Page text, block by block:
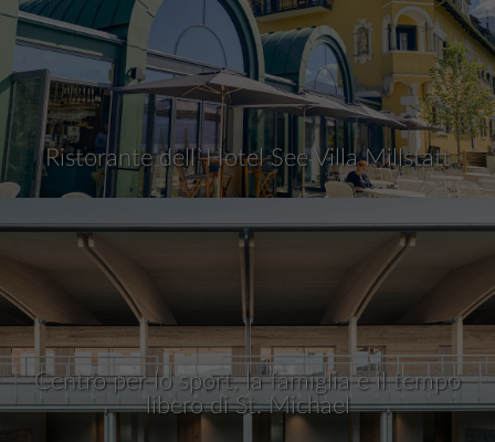
Ristorante dell`Hotel See Villa Millstatt
Centro per lo sport, la famiglia e il tempo
libero di St. Michael